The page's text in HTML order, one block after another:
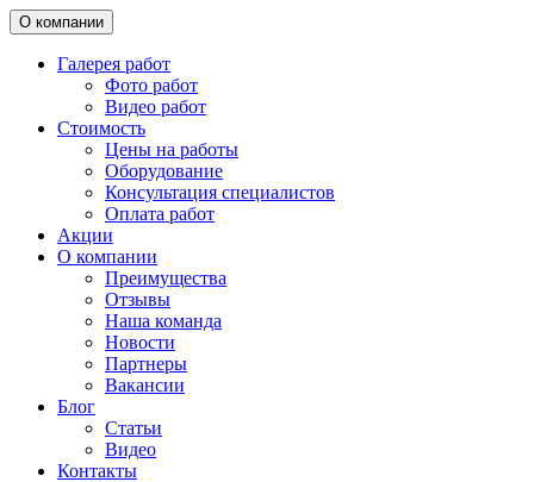
О компании
Галерея работ
Фото работ
Видео работ
Стоимость
Цены на работы
Оборудование
Консультация специалистов
Оплата работ
Акции
О компании
Преимущества
Отзывы
Наша команда
Новости
Партнеры
Вакансии
Блог
Статьи
Видео
Контакты